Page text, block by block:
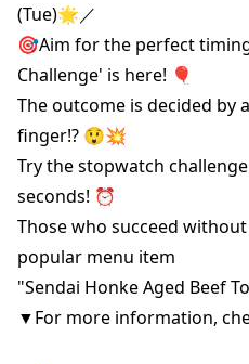
(Tue)🌟／
🎯Aim for the perfect
Challenge' is here! 🎈
The outcome is decided by
finger!? 😲💥
Try the stopwatch
seconds! ⏰️
Those who succeed
popular menu item
"Sendai Honke Aged Beef
▼For more information,